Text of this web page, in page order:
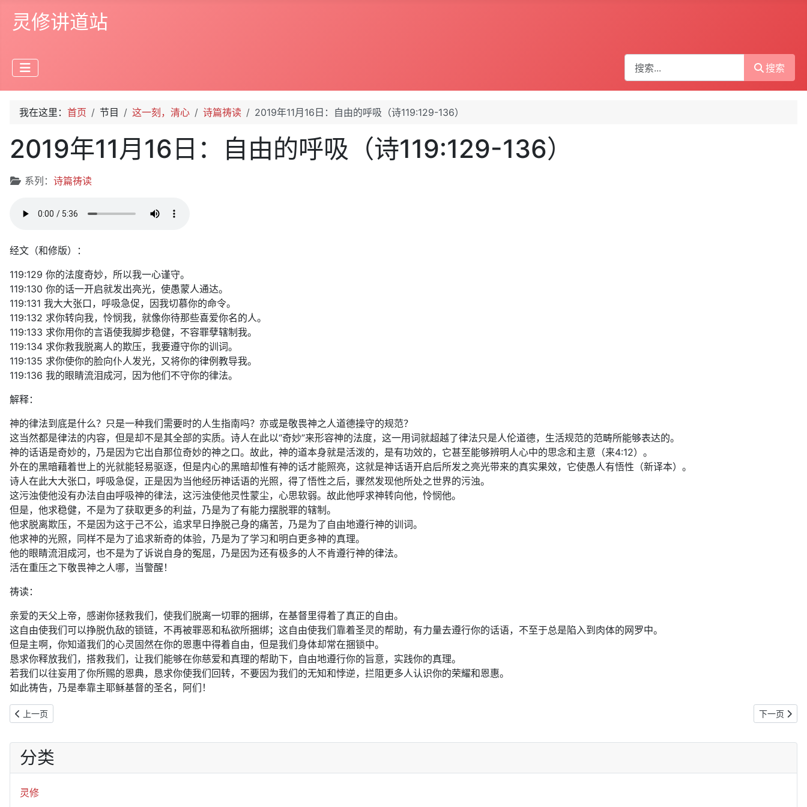
灵修讲道站
搜索
搜索
我在这里： 首页 节目 这一刻，清心 诗篇祷读 2019年11月16日：自由的呼吸（诗119:129-136）
2019年11月16日：自由的呼吸（诗119:129-136）
文章信息
系列： 诗篇祷读
经文（和修版）：
119:129 你的法度奇妙，所以我一心谨守。
119:130 你的话一开启就发出亮光，使愚蒙人通达。
119:131 我大大张口，呼吸急促，因我切慕你的命令。
119:132 求你转向我，怜悯我，就像你待那些喜爱你名的人。
119:133 求你用你的言语使我脚步稳健，不容罪孽辖制我。
119:134 求你救我脱离人的欺压，我要遵守你的训词。
119:135 求你使你的脸向仆人发光，又将你的律例教导我。
119:136 我的眼睛流泪成河，因为他们不守你的律法。
解释：
神的律法到底是什么？只是一种我们需要时的人生指南吗？亦或是敬畏神之人道德操守的规范？
这当然都是律法的内容，但是却不是其全部的实质。诗人在此以“奇妙”来形容神的法度，这一用词就超越了律法只是人伦道德，生活规范的范畴所能够表达的。
神的话语是奇妙的，乃是因为它出自那位奇妙的神之口。故此，神的道本身就是活泼的，是有功效的，它甚至能够辨明人心中的思念和主意（来4:12）。
外在的黑暗藉着世上的光就能轻易驱逐，但是内心的黑暗却惟有神的话才能照亮，这就是神话语开启后所发之亮光带来的真实果效，它使愚人有悟性（新译本）。
诗人在此大大张口，呼吸急促，正是因为当他经历神话语的光照，得了悟性之后，骤然发现他所处之世界的污浊。
这污浊使他没有办法自由呼吸神的律法，这污浊使他灵性蒙尘，心思软弱。故此他呼求神转向他，怜悯他。
但是，他求稳健，不是为了获取更多的利益，乃是为了有能力摆脱罪的辖制。
他求脱离欺压，不是因为这于己不公，追求早日挣脱己身的痛苦，乃是为了自由地遵行神的训词。
他求神的光照，同样不是为了追求新奇的体验，乃是为了学习和明白更多神的真理。
他的眼睛流泪成河，也不是为了诉说自身的冤屈，乃是因为还有极多的人不肯遵行神的律法。
活在重压之下敬畏神之人哪，当警醒！
祷读：
亲爱的天父上帝，感谢你拯救我们，使我们脱离一切罪的捆绑，在基督里得着了真正的自由。
这自由使我们可以挣脱仇敌的锁链，不再被罪恶和私欲所捆绑；这自由使我们靠着圣灵的帮助，有力量去遵行你的话语，不至于总是陷入到肉体的网罗中。
但是主啊，你知道我们的心灵固然在你的恩惠中得着自由，但是我们身体却常在捆锁中。
恳求你释放我们，搭救我们，让我们能够在你慈爱和真理的帮助下，自由地遵行你的旨意，实践你的真理。
若我们以往妄用了你所赐的恩典，恳求你使我们回转，不要因为我们的无知和悖逆，拦阻更多人认识你的荣耀和恩惠。
如此祷告，乃是奉靠主耶稣基督的圣名，阿们！
上一篇文章: 2019年11月17日：神的话使我内心火热（诗119:137-144）
上一页 下一篇文章:
下一页
分类
灵修